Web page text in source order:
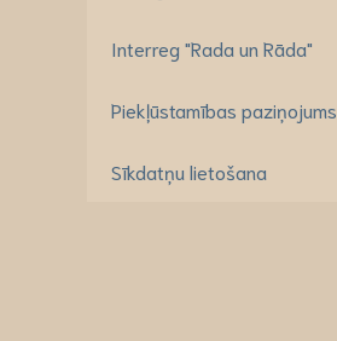
Interreg "Rada un Rāda"
Piekļūstamības paziņojums
Sīkdatņu lietošana